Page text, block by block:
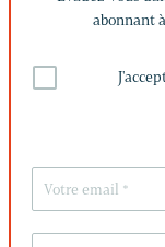
abonnant